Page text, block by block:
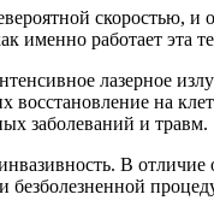
скоростью,
именно работает эта
лазерное
на
заболеваний и травм.
В
безболезненной